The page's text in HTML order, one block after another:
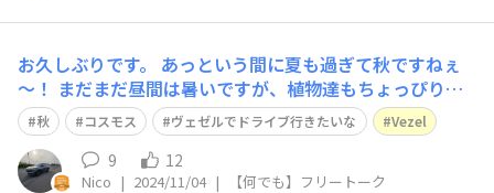
お久しぶりです。 あっという間に夏も過ぎて秋ですねぇ
～！ まだまだ昼間は暑いですが、植物達もちょっぴり遅
い秋を感じさせてくれています！ 今年の冬は、どうなる
ことやら😊
秋 コスモス ヴェゼルでドライブ行きたいな Vezel
9 12
Nico | 2024/11/04 | 【何でも】フリートーク